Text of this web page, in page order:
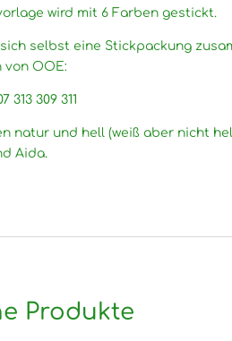
wird mit 6 Farben gestickt.
sich selbst eine Stickpackung
von OOE:
313 309 311
natur und hell (weiß aber nicht
Aida.
Produkte